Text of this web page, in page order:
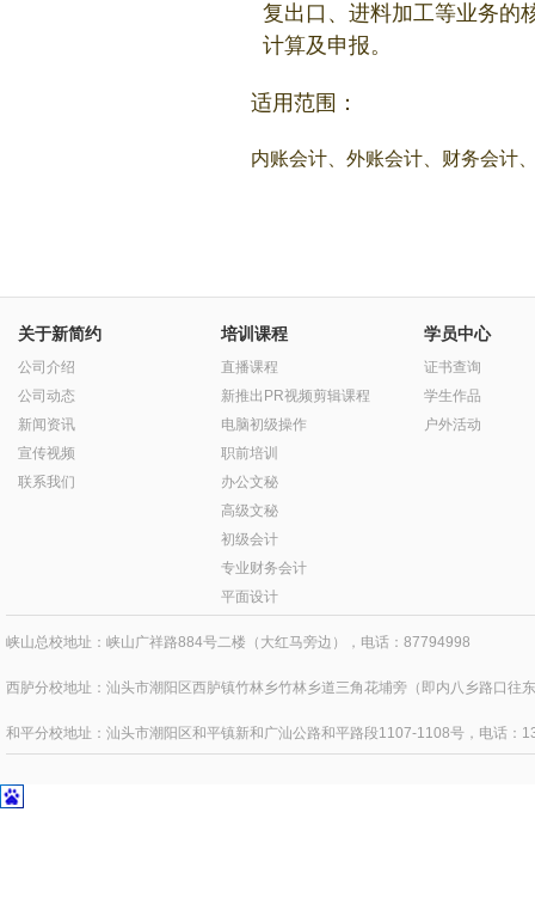
复出口、进料加工等业务的
计算及申报。
适用范围：
内账会计、外账会计、财务会计
关于新简约
公司介绍
公司动态
新闻资讯
宣传视频
联系我们
培训课程
直播课程
新推出PR视频剪辑课程
电脑初级操作
职前培训
办公文秘
高级文秘
初级会计
专业财务会计
平面设计
学员中心
证书查询
学生作品
户外活动
峡山总校地址：峡山广祥路884号二楼（大红马旁边），电话：87794998
西胪分校地址：汕头市潮阳区西胪镇竹林乡竹林乡道三角花埔旁（即内八乡路口往
和平分校地址：汕头市潮阳区和平镇新和广汕公路和平路段1107-1108号，电话